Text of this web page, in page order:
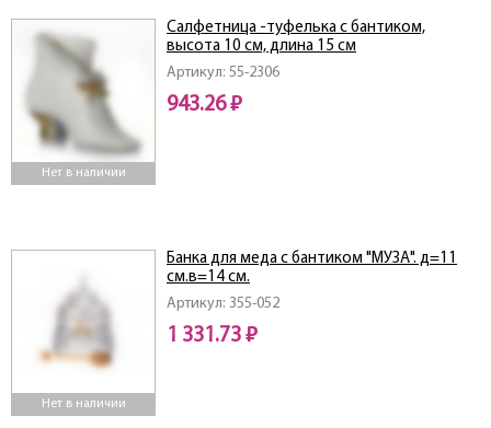
Нет в наличии
Артикул: 55-2306
Салфетница -туфелька с бантиком,
высота 10 см, длина 15 см
943.26 ₽
Нет в наличии
Артикул: 355-052
Банка для меда с бантиком "МУЗА". д=11
см.в=14 см.
1 331.73 ₽